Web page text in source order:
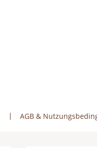
AGB &